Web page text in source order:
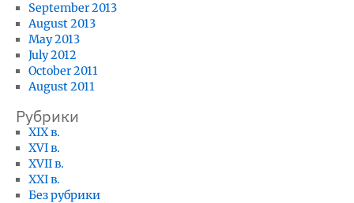
September 2013
August 2013
May 2013
July 2012
October 2011
August 2011
Рубрики
XIX в.
XVI в.
XVII в.
XXI в.
Без рубрики